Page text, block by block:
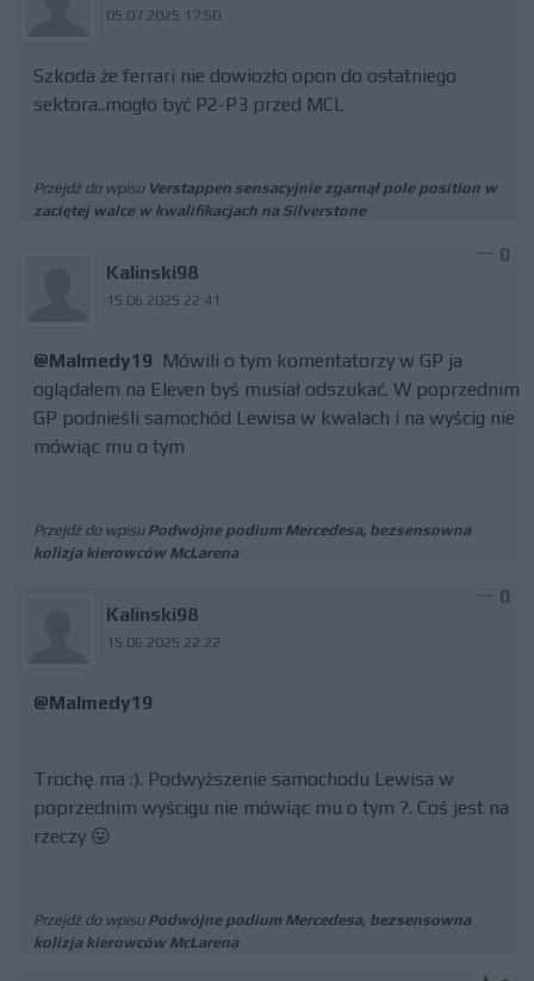
05.07.2025 17:50
Szkoda że ferrari nie dowiozło opon do ostatniego
sektora..mogło być P2-P3 przed MCL
Przejdź do wpisu Verstappen sensacyjnie zgarnął pole position w
zaciętej walce w kwalifikacjach na Silverstone
Kalinski98
15.06.2025 22:41
0
@Malmedy19 Mówili o tym komentatorzy w GP ja
oglądałem na Eleven byś musiał odszukać. W poprzednim
GP podnieśli samochód Lewisa w kwalach i na wyścig nie
mówiąc mu o tym
Przejdź do wpisu Podwójne podium Mercedesa, bezsensowna
kolizja kierowców McLarena
Kalinski98
15.06.2025 22:22
0
@Malmedy19
Trochę ma :). Podwyższenie samochodu Lewisa w
poprzednim wyścigu nie mówiąc mu o tym ?. Coś jest na
rzeczy 😛
Przejdź do wpisu Podwójne podium Mercedesa, bezsensowna
kolizja kierowców McLarena